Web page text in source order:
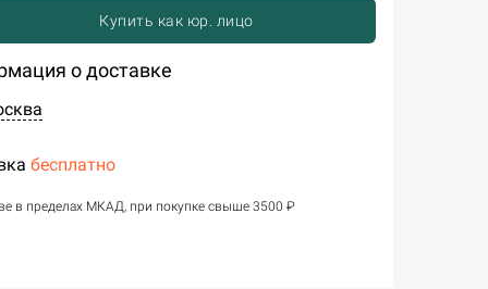
Купить как юр. лицо
о доставке
бесплатно
в пределах МКАД, при покупке свыше 3500 ₽